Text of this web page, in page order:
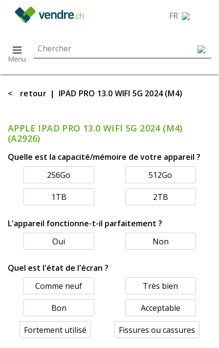
FR
Menu
< retour | IPAD PRO 13.0 WIFI 5G 2024 (M4)
APPLE IPAD PRO 13.0 WIFI 5G 2024 (M4)
(A2926)
Quelle est la capacité/mémoire de votre appareil ?
256Go
512Go
1TB 2TB
L'appareil fonctionne-t-il parfaitement ?
Oui
Non
Quel est l'état de l'écran ?
Comme neuf
Très bien
Bon Acceptable
Fortement utilisé Fissures ou cassures